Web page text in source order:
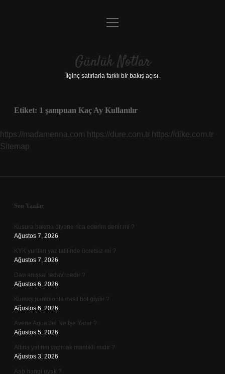
Anasayfa
Yasal Uyarı
menüyü
Günlük Notlar
İlginç satırlarla farklı bir bakış açısı.
Etiket: 1 şampuan Kaç Ay Kullanılır
https://madamenna.com https://dure.com.tr https://dike.com.tr
Sitemap
Sidebar
Son Yazılar
Kusura bakma diyene rica ederim denir mi ?
Ağustos 7, 2026
KYK yurtları yaz tatilinde ücretsiz mi ?
Ağustos 7, 2026
Davranışsal tedavi nedir ?
Ağustos 6, 2026
Kumaş pantolonla nasıl bot giyilir ?
Ağustos 6, 2026
Avene Aqua Jel Ne İşe Yarar ?
Ağustos 5, 2026
Altına yatırım yapmak mantıklı mıdır ?
Ağustos 3, 2026
Aab hangi uyak ?